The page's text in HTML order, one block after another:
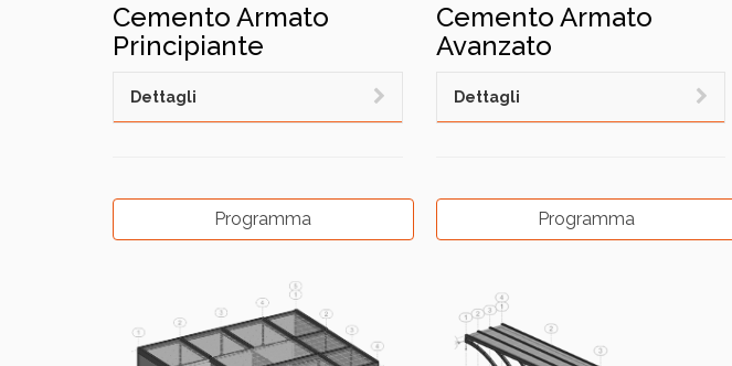
Cemento Armato
Principiante
Dettagli
Programma
Cemento Armato
Avanzato
Dettagli
Programma